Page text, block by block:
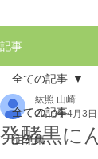
記事
全ての記事
症例集
全ての記事
発酵黒に
紘照 山崎
2019年4月3日